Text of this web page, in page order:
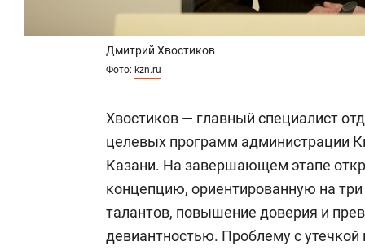
Дмитрий Хвостиков
Фото: kzn.ru
Хвостиков — главный специалист
целевых программ администрации
Казани. На завершающем этапе
концепцию, ориентированную на
талантов, повышение доверия и
девиантностью. Проблему с